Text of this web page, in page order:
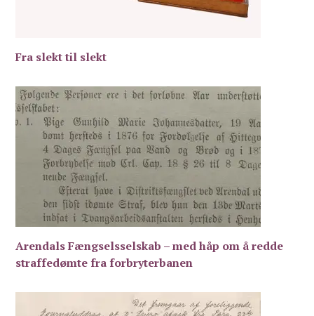
Fra slekt til slekt
Arendals Fængselsselskab – med håp om å redde
straffedømte fra forbryterbanen